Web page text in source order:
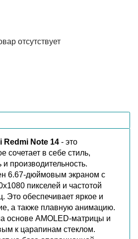
отсутствует
Note 14 - это
сочетает в себе стиль,
производительность.
6.67-дюймовым экраном с
пикселей и частотой
Это обеспечивает яркое и
а также плавную анимацию.
основе AMOLED-матрицы и
к царапинам стеклом.